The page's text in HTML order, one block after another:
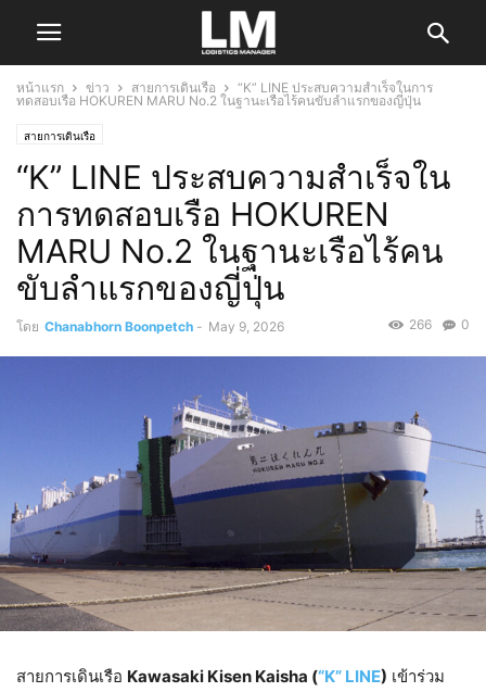
หน้าแรก ข่าว สายการเดินเรือ
“K” LINE ประสบความสำเร็จในการ
ทดสอบเรือ HOKUREN MARU No.2 ในฐานะเรือไร้คนขับลำแรกของญี่ปุ่น
สายการเดินเรือ
“K” LINE ประสบความสำเร็จใน
การทดสอบเรือ HOKUREN
MARU No.2 ในฐานะเรือไร้คน
ขับลำแรกของญี่ปุ่น
โดย Chanabhorn Boonpetch - May 9, 2026 0
266
สายการเดินเรือ Kawasaki Kisen Kaisha (“K” LINE) เข้าร่วม